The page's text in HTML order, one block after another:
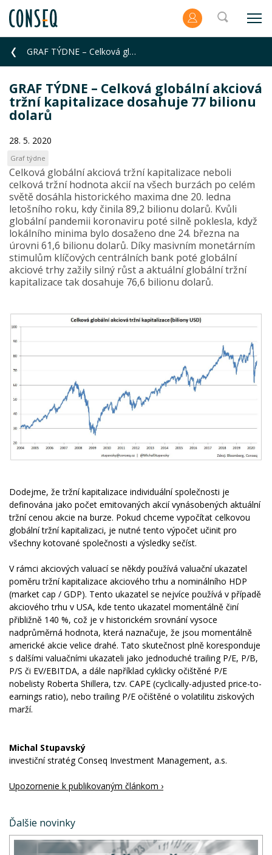
GRAF TÝDNE – Celková globální akciová tržní kapitalizace dosahuje 77 bilionu dolarů
GRAF TÝDNE – Celková globální akciová
tržní kapitalizace dosahuje 77 bilionu
dolarů
28. 5. 2020
Graf týdne
Celková globální akciová tržní kapitalizace neboli
celková tržní hodnota akcií na všech burzách po celém
světě dosáhla historického maxima dne 20. ledna
letošního roku, kdy činila 89,2 bilionu dolarů. Kvůli
globální pandemii koronaviru poté silně poklesla, když
lokálního minima bylo dosaženo dne 24. března na
úrovni 61,6 bilionu dolarů. Díky masivním monetárním
stimulům klíčových centrálních bank poté globální
akciové trhy zažily silný růst a aktuální globální tržní
kapitalizace tak dosahuje 76,6 bilionu dolarů.
Dodejme, že tržní kapitalizace individuální společnosti je
definována jako počet emitovaných akcií vynásobených aktuální
tržní cenou akcie na burze. Pokud chceme vypočítat celkovou
globální tržní kapitalizaci, je nutné tento výpočet učinit pro
všechny kotované společnosti a výsledky sečíst.
V rámci akciových valuací se někdy používá valuační ukazatel
poměru tržní kapitalizace akciového trhu a nominálního HDP
(market cap / GDP). Tento ukazatel se nejvíce používá v případě
akciového trhu v USA, kde tento ukazatel momentálně činí
přibližně 140 %, což je v historickém srovnání vysoce
nadprůměrná hodnota, která naznačuje, že jsou momentálně
americké akcie velice drahé. Tato skutečnost plně koresponduje
s dalšími valuačními ukazateli jako jednoduché trailing P/E, P/B,
P/S či EV/EBITDA, a dále například cyklicky očištěné P/E
nobelisty Roberta Shillera, tzv. CAPE (cyclically-adjusted price-to-
earnings ratio), nebo trailing P/E očištěné o volatilitu ziskových
marží.
Michal Stupavský
investiční stratég Conseq Investment Management, a.s.
Upozornenie k publikovaným článkom ›
Ďalšie novinky